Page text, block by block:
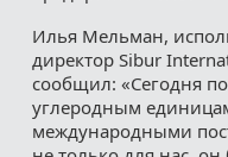
Илья Мельман,
директор Sibur
сообщил: «Сегодня
углеродным
международными